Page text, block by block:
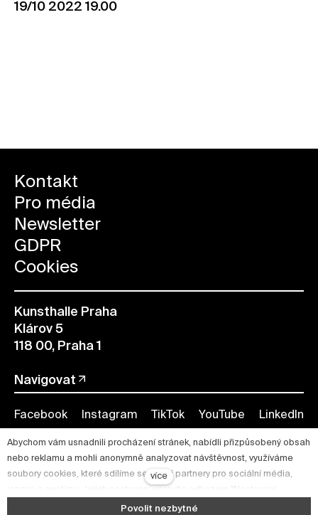
19/10 2022 19.00
Kontakt
Pro média
Newsletter
GDPR
Cookies
Kunsthalle Praha
Klárov 5
118 00, Praha 1
Navigovat
Facebook Instagram TikTok YouTube LinkedIn
Abychom vám usnadnili procházení stránek, nabídli přizpůsobený obsah
nebo reklamu a mohli anonymně analyzovat návštěvnost, využíváme
soubory cookies, které sdílíme se svými partnery pro sociální média,
cookies" a kdykoliv jej můžete změnit v patičce webu. Podrobnější
více
Povolit nezbytné